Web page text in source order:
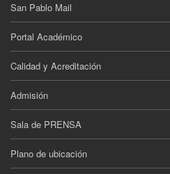
San Pablo Mail
Portal Académico
Calidad y Acreditación
Admisión
Sala de PRENSA
Plano de ubicación